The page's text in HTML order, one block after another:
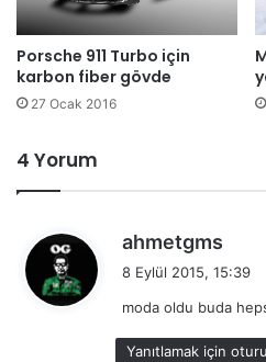
Porsche 911 Turbo için
karbon fiber gövde
27 Ocak 2016
4 Yorum
ahmetgms
e
i
k
8 Eylül 2015, 15:39
moda oldu buda
Yanıtlamak için